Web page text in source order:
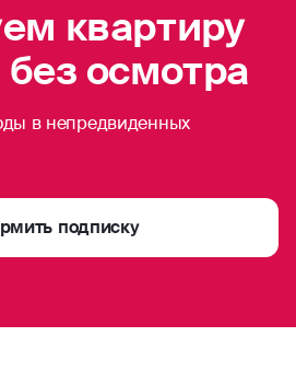
квартиру
осмотра
в непредвиденных
подписку